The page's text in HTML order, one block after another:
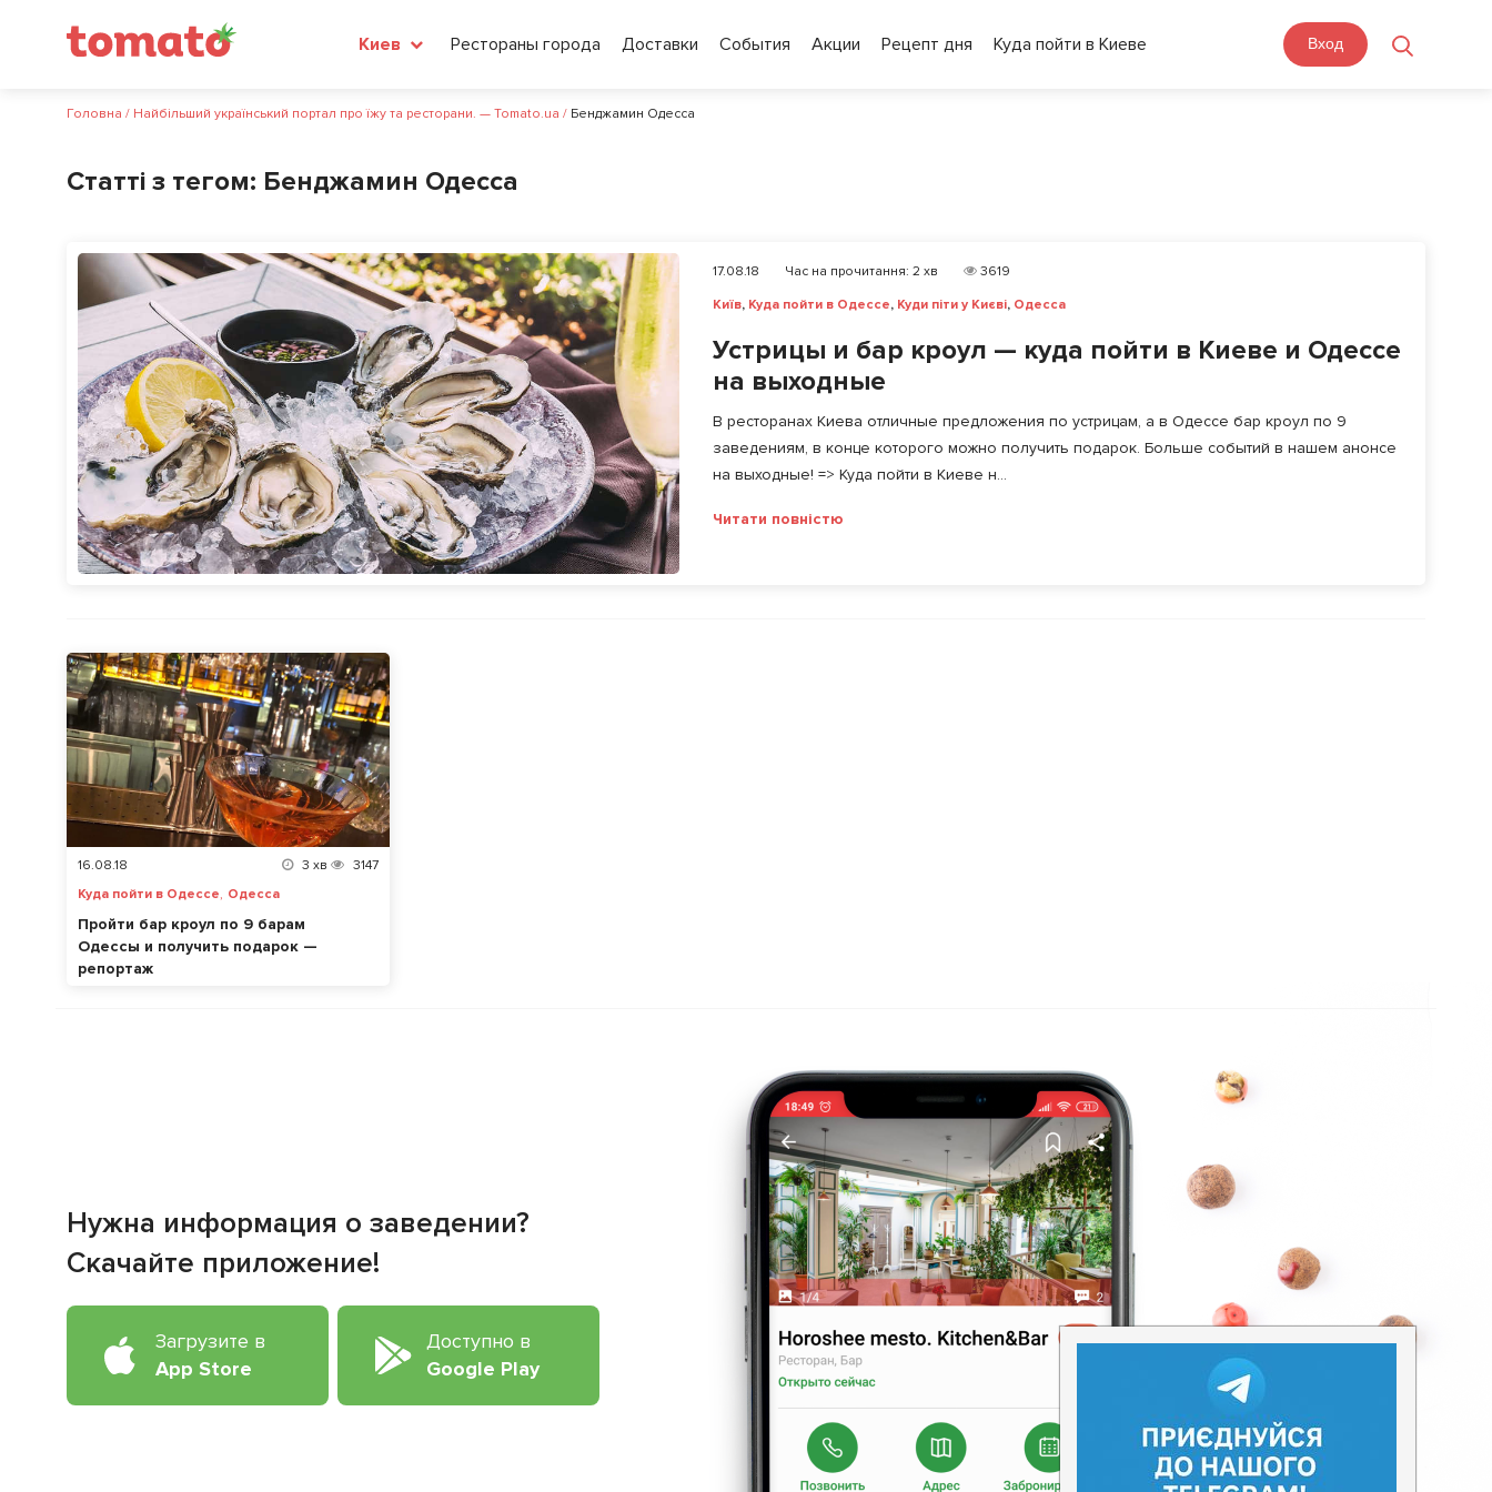
Киев Рестораны города Доставки События Акции Рецепт дня Куда пойти в Киеве Вход
Головна / Найбільший український портал про їжу та ресторани. — Tomato.ua / Бенджамин Одесса
Статті з тегом: Бенджамин Одесса
17.08.18 Час на прочитання: 2 хв
3619
Київ, Куда пойти в Одессе, Куди піти у Києві, Одесса
Устрицы и бар кроул — куда пойти в Киеве и Одессе
на выходные
В ресторанах Киева отличные предложения по устрицам, а в Одессе бар кроул по 9
заведениям, в конце которого можно получить подарок. Больше событий в нашем анонсе
на выходные! => Куда пойти в Киеве н...
Читати повністю
16.08.18 3 хв
3147
Куда пойти в Одессе, Одесса
Пройти бар кроул по 9 барам
Одессы и получить подарок —
репортаж
Нужна информация о заведении?
Скачайте приложение!
Загрузите в
App Store
Доступно в
Google Play